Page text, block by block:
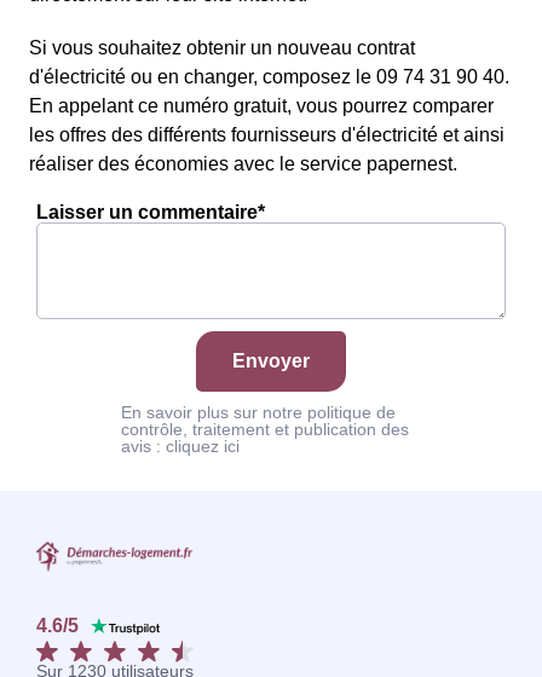
Si vous souhaitez obtenir un nouveau contrat
d'électricité ou en changer, composez le 09 74 31 90 40.
En appelant ce numéro gratuit, vous pourrez comparer
les offres des différents fournisseurs d'électricité et ainsi
réaliser des économies avec le service papernest.
Laisser un commentaire*
Envoyer
En savoir plus sur notre politique de
contrôle, traitement et publication des
avis : cliquez ici
4.6/5
Sur 1230 utilisateurs